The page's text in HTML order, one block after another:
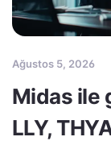
Ağustos 5, 2026
Midas ile
LLY,